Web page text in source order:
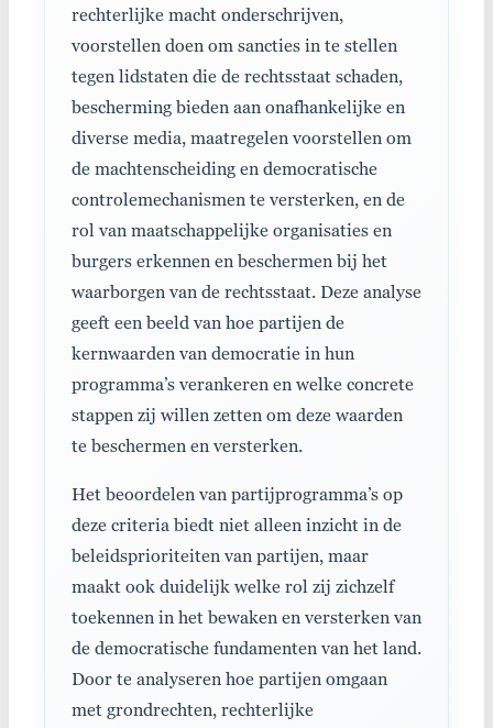
rechterlijke macht onderschrijven,
voorstellen doen om sancties in te stellen
tegen lidstaten die de rechtsstaat schaden,
bescherming bieden aan onafhankelijke en
diverse media, maatregelen voorstellen om
de machtenscheiding en democratische
controlemechanismen te versterken, en de
rol van maatschappelijke organisaties en
burgers erkennen en beschermen bij het
waarborgen van de rechtsstaat. Deze analyse
geeft een beeld van hoe partijen de
kernwaarden van democratie in hun
programma’s verankeren en welke concrete
stappen zij willen zetten om deze waarden
te beschermen en versterken.
Het beoordelen van partijprogramma’s op
deze criteria biedt niet alleen inzicht in de
beleidsprioriteiten van partijen, maar
maakt ook duidelijk welke rol zij zichzelf
toekennen in het bewaken en versterken van
de democratische fundamenten van het land.
Door te analyseren hoe partijen omgaan
met grondrechten, rechterlijke